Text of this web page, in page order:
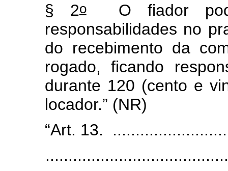
§ 2oO fiador
responsabilidades no
do recebimento da
rogado, ficando
durante 120 (cento e
locador.” (NR)
“Art. 13.